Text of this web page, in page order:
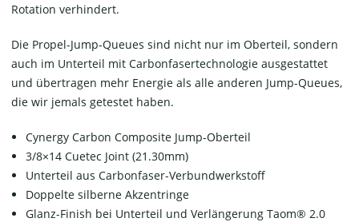
Rotation verhindert.
Die Propel-Jump-Queues sind nicht nur im Oberteil, sondern
auch im Unterteil mit Carbonfasertechnologie ausgestattet
und übertragen mehr Energie als alle anderen Jump-Queues,
die wir jemals getestet haben.
Cynergy Carbon Composite Jump-Oberteil
3/8×14 Cuetec Joint (21.30mm)
Unterteil aus Carbonfaser-Verbundwerkstoff
Doppelte silberne Akzentringe
Glanz-Finish bei Unterteil und Verlängerung Taom® 2.0